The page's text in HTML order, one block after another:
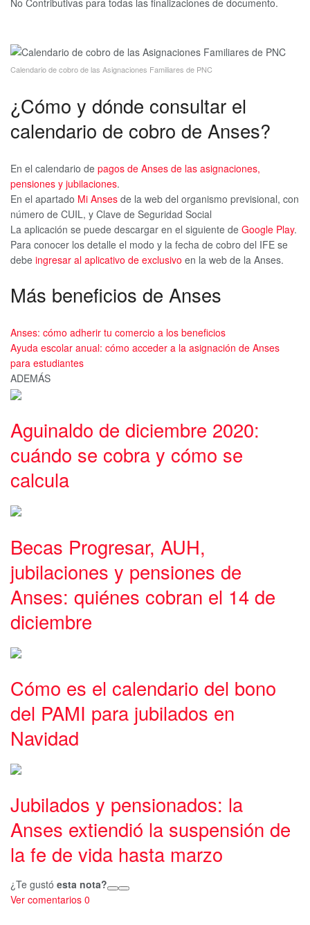
Calendario de cobro de las Asignaciones Familiares de PNC
¿Cómo y dónde consultar el
calendario de cobro de Anses?
En el calendario de pagos de Anses de las asignaciones,
pensiones y jubilaciones.
En el apartado Mi Anses de la web del organismo previsional, con
número de CUIL, y Clave de Seguridad Social
La aplicación se puede descargar en el siguiente de Google Play.
Para conocer los detalle el modo y la fecha de cobro del IFE se
debe ingresar al aplicativo de exclusivo en la web de la Anses.
Más beneficios de Anses
Anses: cómo adherir tu comercio a los beneficios
Ayuda escolar anual: cómo acceder a la asignación de Anses
para estudiantes
ADEMÁS
Aguinaldo de diciembre 2020:
cuándo se cobra y cómo se
calcula
Becas Progresar, AUH,
jubilaciones y pensiones de
Anses: quiénes cobran el 14 de
diciembre
Cómo es el calendario del bono
del PAMI para jubilados en
Navidad
Jubilados y pensionados: la
Anses extiendió la suspensión de
la fe de vida hasta marzo
¿Te gustó esta nota?
Ver comentarios 0